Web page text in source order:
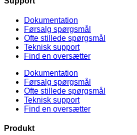
Dokumentation
Førsalg spørgsmål
Ofte stillede spørgsmål
Teknisk support
Find en oversætter
Dokumentation
Førsalg spørgsmål
Ofte stillede spørgsmål
Teknisk support
Find en oversætter
Produkt